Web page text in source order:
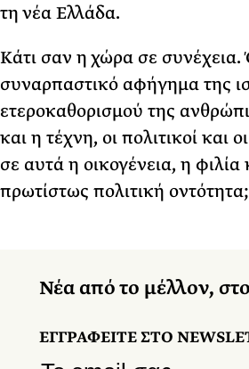
τη νέα Ελλάδα.
Κάτι σαν η χώρα σε
συναρπαστικό αφήγημα της
ετεροκαθορισμού της
και η τέχνη, οι πολιτικοί και
σε αυτά η οικογένεια, η
πρωτίστως πολιτική οντότητα;
Νέα από το μέλλον,
ΕΓΓΡΑΦΕΙΤΕ ΣΤΟ